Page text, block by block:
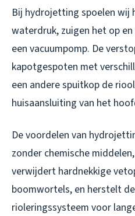
Bij hydrojetting spoelen wij
waterdruk, zuigen het op
een vacuumpomp. De
kapotgespoten met
een andere spuitkop de
huisaansluiting van het
De voordelen van
zonder chemische
verwijdert hardnekkige
boomwortels, en herstelt
rioleringssysteem voor